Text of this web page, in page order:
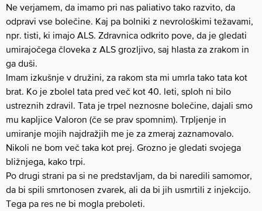
Ne verjamem, da imamo pri nas paliativo tako razvito, da
odpravi vse bolečine. Kaj pa bolniki z nevrološkimi težavami,
npr. tisti, ki imajo ALS. Zdravnica odkrito pove, da je gledati
umirajočega človeka z ALS grozljivo, saj hlasta za zrakom in
ga duši.
Imam izkušnje v družini, za rakom sta mi umrla tako tata kot
brat. Ko je zbolel tata pred več kot 40. leti, sploh ni bilo
ustreznih zdravil. Tata je trpel neznosne bolečine, dajali smo
mu kapljice Valoron (če se prav spomnim). Trpljenje in
umiranje mojih najdražjih me je za zmeraj zaznamovalo.
Nikoli ne bom več taka kot prej. Grozno je gledati svojega
bližnjega, kako trpi.
Po drugi strani pa si ne predstavljam, da bi naredili samomor,
da bi spili smrtonosen zvarek, ali da bi jih usmrtili z injekcijo.
Tega pa res ne bi mogla preboleti.